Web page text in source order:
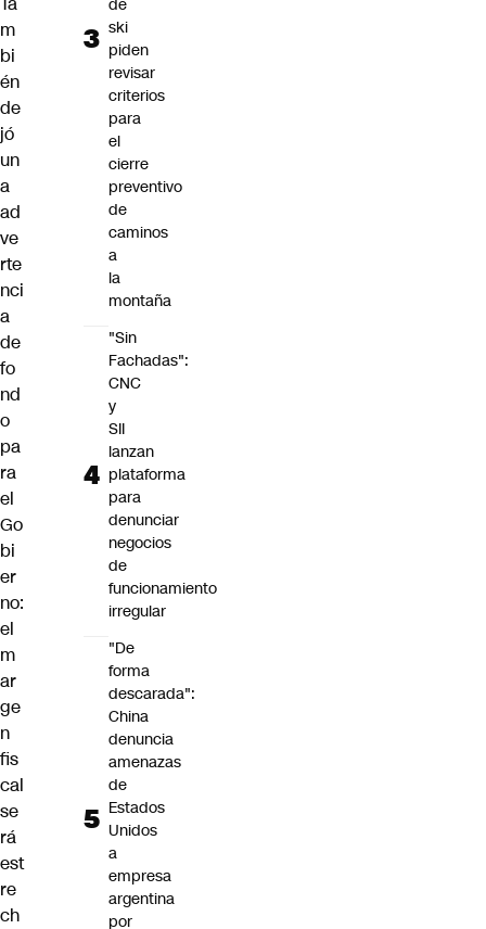
m
bi
én
de
jó
un
a
ad
ve
rte
nci
a
de
fo
nd
o
pa
ra
el
Go
bi
er
no:
el
m
ar
ge
n
fis
cal
se
rá
est
re
ch
de
ski
piden
revisar
criterios
para
el
cierre
preventivo
de
caminos
a
la
montaña
"Sin
Fachadas":
CNC
y
SII
lanzan
plataforma
para
denunciar
negocios
de
funcionamiento
irregular
"De
forma
descarada":
China
denuncia
amenazas
de
Estados
Unidos
a
empresa
argentina
por